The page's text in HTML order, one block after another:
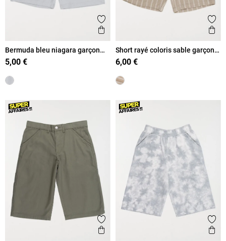
Ajouter aux favoris
Aperçu rapide
Bermuda bleu niagara garçon
(XXS-M)
5,00 €
Short rayé coloris sable garçon
(XXS-M)
6,00 €
Ajouter aux favoris
Aperçu rapide